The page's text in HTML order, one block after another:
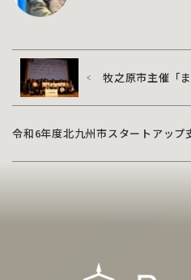
牧之原市主催「
令和6年度北九州市スタートアップ